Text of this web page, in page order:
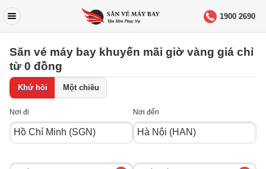
1900 2690
Săn vé máy bay khuyến mãi giờ vàng giá chỉ
từ 0 đồng
Khứ hồi Một chiều
Nơi đi Nơi đến
Ngày
Ngày